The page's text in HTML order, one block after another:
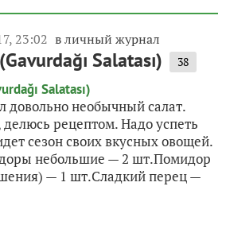
23:02 в личный журнал
Salatası) 38
довольно необычный салат.
делюсь рецептом. Надо успеть
сезон своих вкусных овощей.
небольшие — 2 шт.Помидор
— 1 шт.Сладкий перец —